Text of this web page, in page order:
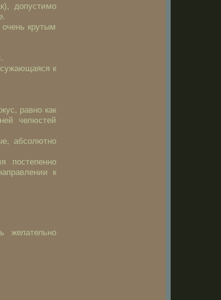
допустимо
крутым
к
равно как
челюстей
абсолютно
постепенно
к
желательно